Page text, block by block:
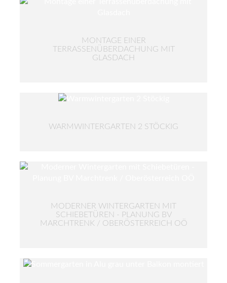
MONTAGE EINER
TERRASSENÜBERDACHUNG MIT
GLASDACH
WARMWINTERGARTEN 2 STÖCKIG
MODERNER WINTERGARTEN MIT
SCHIEBETÜREN - PLANUNG BV
MARCHTRENK / OBERÖSTERREICH OÖ